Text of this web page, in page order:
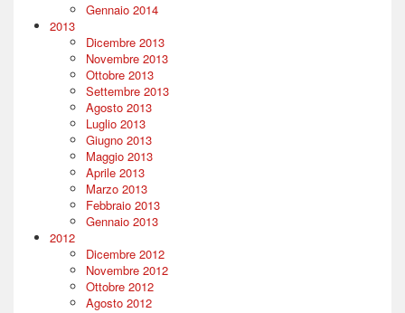
Gennaio 2014
2013
Dicembre 2013
Novembre 2013
Ottobre 2013
Settembre 2013
Agosto 2013
Luglio 2013
Giugno 2013
Maggio 2013
Aprile 2013
Marzo 2013
Febbraio 2013
Gennaio 2013
2012
Dicembre 2012
Novembre 2012
Ottobre 2012
Agosto 2012